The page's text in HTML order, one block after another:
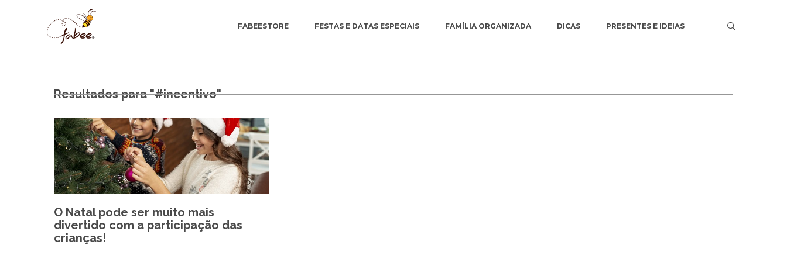
FABEESTORE FESTAS E DATAS ESPECIAIS FAMÍLIA ORGANIZADA DICAS PRESENTES E IDEIAS
Resultados para "#incentivo"
O Natal pode ser muito mais
divertido com a participação das
crianças!